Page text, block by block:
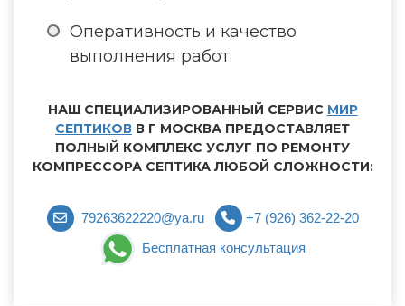
Оперативность и качество
выполнения работ.
НАШ СПЕЦИАЛИЗИРОВАННЫЙ СЕРВИС МИР
СЕПТИКОВ В Г МОСКВА ПРЕДОСТАВЛЯЕТ
ПОЛНЫЙ КОМПЛЕКС УСЛУГ ПО РЕМОНТУ
КОМПРЕССОРА СЕПТИКА ЛЮБОЙ СЛОЖНОСТИ:
79263622220@ya.ru
+7 (926) 362-22-20
Бесплатная консультация